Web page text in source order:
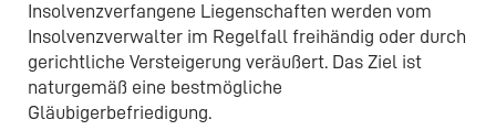
Insolvenzverfangene Liegenschaften werden vom
Insolvenzverwalter im Regelfall freihändig oder durch
gerichtliche Versteigerung veräußert. Das Ziel ist
naturgemäß eine bestmögliche
Gläubigerbefriedigung.